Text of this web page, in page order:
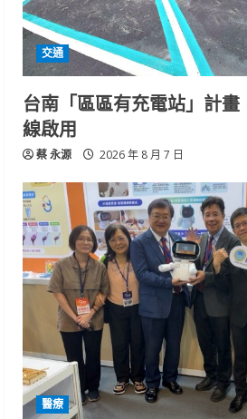
交通
台南「區區有充電站」計
線啟用
蔡 永源 2026 年 8 月 7 日
醫療